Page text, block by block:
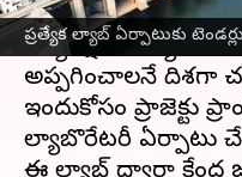
ప్రత్యేక ల్యాబ్‌ ఏర్పాటుకు
పోలవరం ప్రాజెక్టు
పర్యవేక్షణ
అప్పగించాలనే దిశగా
ఇందుకోసం ప్రాజెక్టు
ల్యాబొరేటరీ ఏర్పాటు